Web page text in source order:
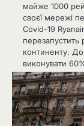
майже 1000
своєї мережі
Covid-19
перезапустить
континенту. До
виконувати